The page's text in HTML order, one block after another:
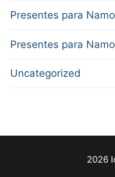
Presentes para
Presentes para
Uncategorized
2026